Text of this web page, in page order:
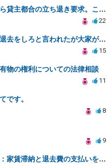
普通賃貸契約でオーナーから貸主都合の立ち退き要求。このまま住み続けるには？
22
突然の大家から一ヶ月後の退去をしろと言われたが大家が損害請求に応じない
15
物の権利についての法律相談
11
です。
8
9
住人トラブルに関する相談：家賃滞納と退去費の支払いを拒否され、管理鍵の横領も発生